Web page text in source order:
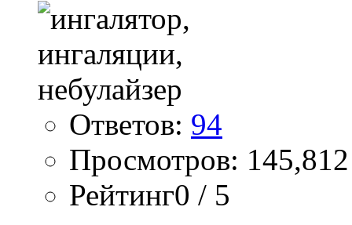
Ответов: 94
Просмотров: 145,812
Рейтинг0 / 5